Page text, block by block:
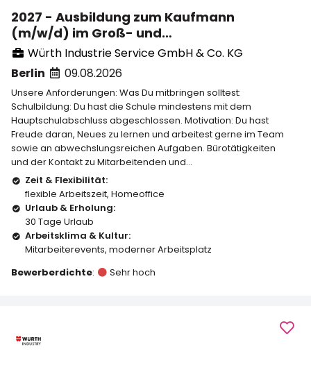
2027 - Ausbildung zum Kaufmann
(m/w/d) im Groß- und
Außenhandelsmanagement in Berlin
Würth Industrie Service GmbH & Co. KG
Berlin
09.08.2026
Unsere Anforderungen: Was Du mitbringen solltest:
Schulbildung: Du hast die Schule mindestens mit dem
Hauptschulabschluss abgeschlossen. Motivation: Du hast
Freude daran, Neues zu lernen und arbeitest gerne im Team
sowie an abwechslungsreichen Aufgaben. Bürotätigkeiten
und der Kontakt zu Mitarbeitenden und...
Zeit & Flexibilität:
flexible Arbeitszeit, Homeoffice
Urlaub & Erholung:
30 Tage Urlaub
Arbeitsklima & Kultur:
Mitarbeiterevents, moderner Arbeitsplatz
Bewerberdichte: Sehr hoch